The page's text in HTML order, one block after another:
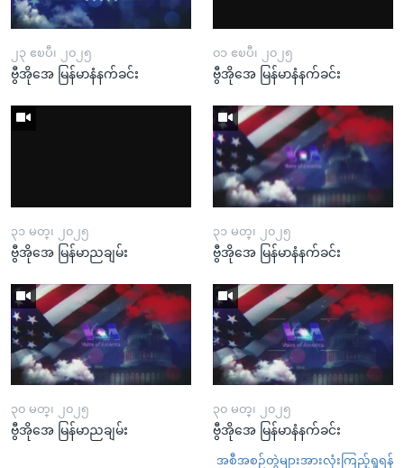
၂၃ ဧၿပီ၊ ၂၀၂၅
ဗွီအိုအေ မြန်မာနံနက်ခင်း
၀၁ ဧၿပီ၊ ၂၀၂၅
ဗွီအိုအေ မြန်မာနံနက်ခင်း
၃၁ မတ္၊ ၂၀၂၅
ဗွီအိုအေ မြန်မာညချမ်း
၃၁ မတ္၊ ၂၀၂၅
ဗွီအိုအေ မြန်မာနံနက်ခင်း
၃၀ မတ္၊ ၂၀၂၅
ဗွီအိုအေ မြန်မာညချမ်း
၃၀ မတ္၊ ၂၀၂၅
ဗွီအိုအေ မြန်မာနံနက်ခင်း
အစီအစဉ်တွဲများအားလုံးကြည့်ရှုရန်